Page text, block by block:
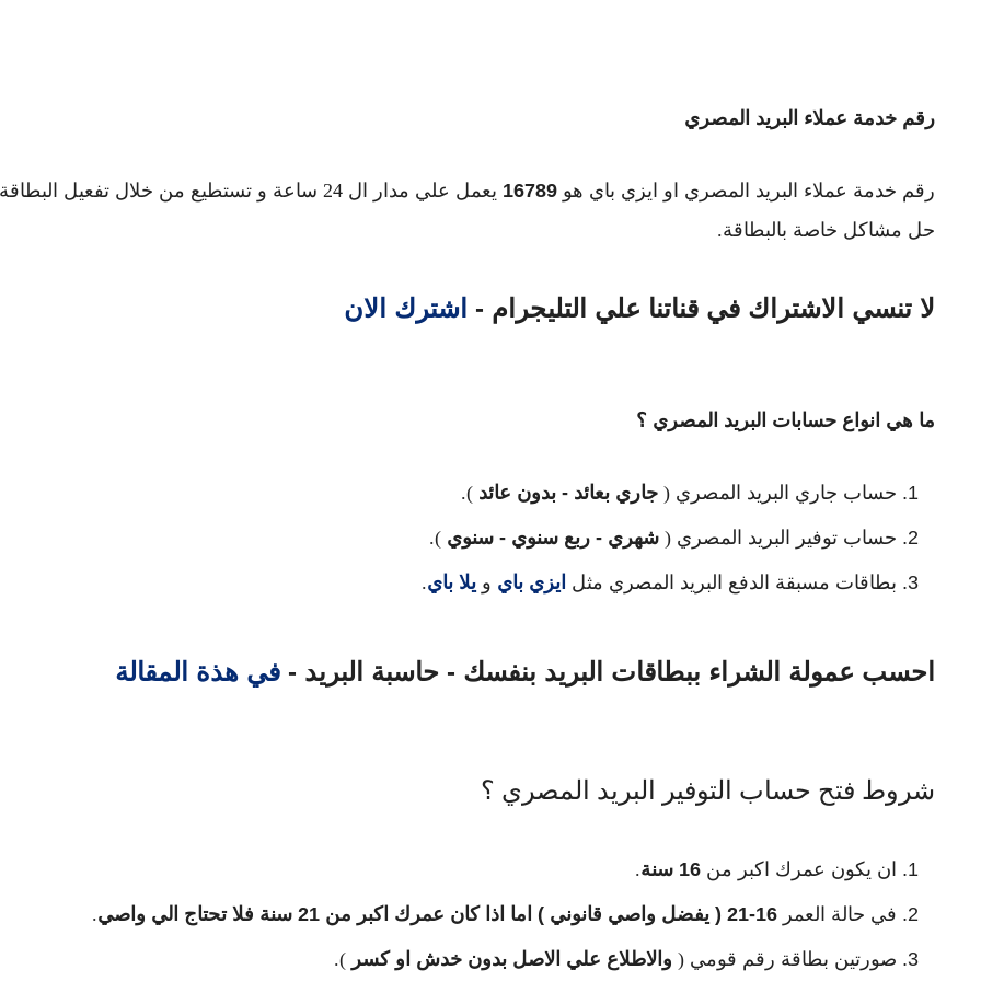
رقم خدمة عملاء البريد المصري
رقم خدمة عملاء البريد المصري او ايزي باي هو 16789
يعمل علي مدار ال 24 ساعة و تستطيع من خلال تفعيل
حل مشاكل خاصة بالبطاقة.
لا تنسي الاشتراك في قناتنا علي التليجرام - اشترك الان
ما هي انواع حسابات البريد المصري ؟
حساب جاري البريد المصري ( جاري بعائد - بدون عائد ).
حساب توفير البريد المصري ( شهري - ربع سنوي - سنوي ).
بطاقات مسبقة الدفع البريد المصري مثل ايزي باي و يلا باي.
احسب عمولة الشراء ببطاقات البريد بنفسك - حاسبة البريد - في هذة المقالة
شروط فتح حساب التوفير البريد المصري ؟
ان يكون عمرك اكبر من 16 سنة .
في حالة العمر 16-21 ( يفضل واصي قانوني ) اما اذا كان عمرك اكبر من 21 سنة فلا تحتاج الي واصي .
صورتين بطاقة رقم قومي ( والاطلاع علي الاصل بدون خدش او كسر ).